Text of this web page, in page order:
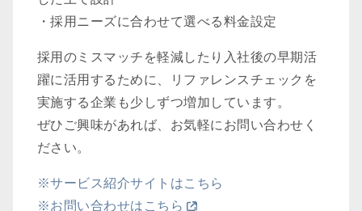
・採用ニーズに合わせて選べる料金設定
採用のミスマッチを軽減したり入社後の早期活
躍に活用するために、リファレンスチェックを
実施する企業も少しずつ増加しています。
ぜひご興味があれば、お気軽にお問い合わせく
ださい。
※サービス紹介サイトはこちら
※お問い合わせはこちら